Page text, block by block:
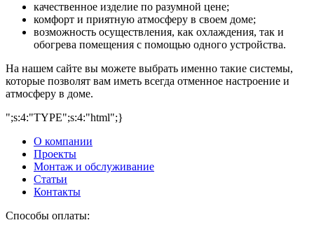
качественное изделие по разумной цене;
комфорт и приятную атмосферу в своем доме;
возможность осуществления, как охлаждения, так и
обогрева помещения с помощью одного устройства.
На нашем сайте вы можете выбрать именно такие системы,
которые позволят вам иметь всегда отменное настроение и
атмосферу в доме.
";s:4:"TYPE";s:4:"html";}
О компании
Проекты
Монтаж и обслуживание
Статьи
Контакты
Способы оплаты: